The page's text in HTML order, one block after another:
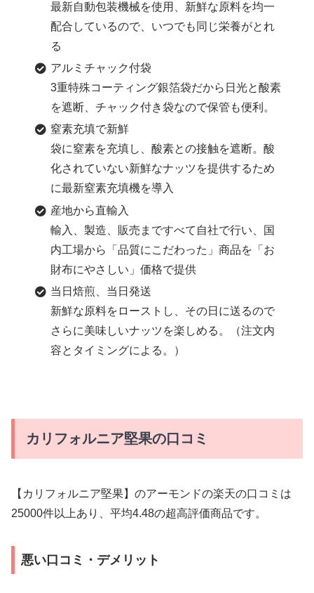
最新自動包装機械を使用、新鮮な原料を均一
配合しているので、いつでも同じ栄養がとれ
る
アルミチャック付袋
3重特殊コーティング銀箔袋だから日光と酸素
を遮断、チャック付き袋なので保管も便利。
窒素充填で新鮮
袋に窒素を充填し、酸素との接触を遮断。酸
化されていない新鮮なナッツを提供するため
に最新窒素充填機を導入
産地から直輸入
輸入、製造、販売まですべて自社で行い、国
内工場から「品質にこだわった」商品を「お
財布にやさしい」価格で提供
当日焙煎、当日発送
新鮮な原料をローストし、その日に送るので
さらに美味しいナッツを楽しめる。（注文内
容とタイミングによる。）
カリフォルニア堅果の口コミ
【カリフォルニア堅果】のアーモンドの楽天の口コミは
25000件以上あり、平均4.48の超高評価商品です。
悪い口コミ・デメリット